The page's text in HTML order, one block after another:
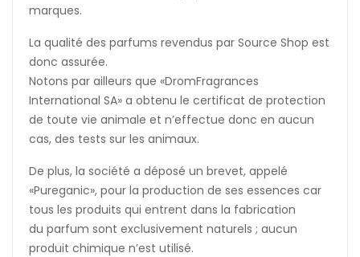
marques.
La qualité des parfums revendus par Source Shop est
donc assurée.
Notons par ailleurs que «DromFragrances
International SA» a obtenu le certificat de protection
de toute vie animale et n’effectue donc en aucun
cas, des tests sur les animaux.
De plus, la société a déposé un brevet, appelé
«Pureganic», pour la production de ses essences car
tous les produits qui entrent dans la fabrication
du parfum sont exclusivement naturels ; aucun
produit chimique n’est utilisé.